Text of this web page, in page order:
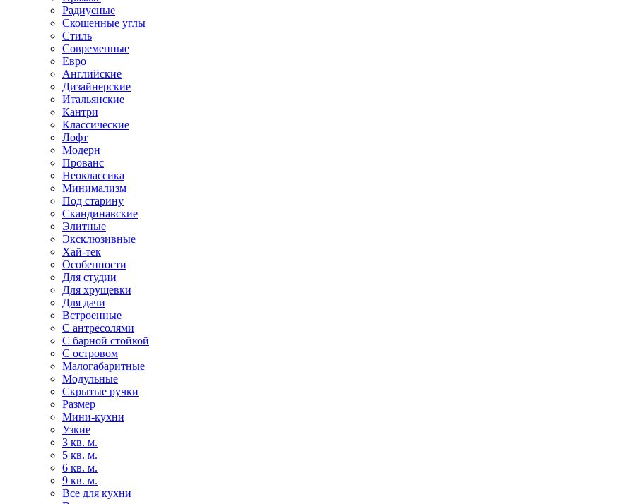
Радиусные
Скошенные углы
Стиль
Современные
Евро
Английские
Дизайнерские
Итальянские
Кантри
Классические
Лофт
Модерн
Прованс
Неоклассика
Минимализм
Под старину
Скандинавские
Элитные
Эксклюзивные
Хай-тек
Особенности
Для студии
Для хрущевки
Для дачи
Встроенные
С антресолями
С барной стойкой
С островом
Малогабаритные
Модульные
Скрытые ручки
Размер
Мини-кухни
Узкие
3 кв. м.
5 кв. м.
6 кв. м.
9 кв. м.
Все для кухни